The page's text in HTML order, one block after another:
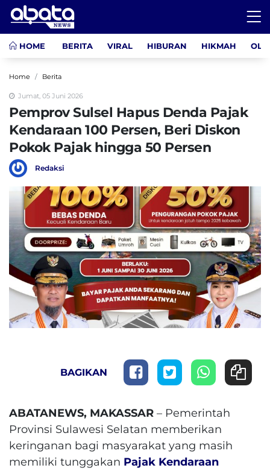
HOME BERITA VIRAL HIBURAN HIKMAH
Home Berita
Jumat, 05 Juni 2026
Pemprov Sulsel Hapus Denda Pajak
Kendaraan 100 Persen, Beri Diskon
Pokok Pajak hingga 50 Persen
Redaksi
BAGIKAN
ABATANEWS, MAKASSAR – Pemerintah
Provinsi Sulawesi Selatan memberikan
keringanan bagi masyarakat yang masih
memiliki tunggakan Pajak Kendaraan